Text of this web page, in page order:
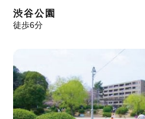
渋谷公園
徒歩6分